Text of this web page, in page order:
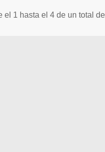
el 1 hasta el 4 de un total